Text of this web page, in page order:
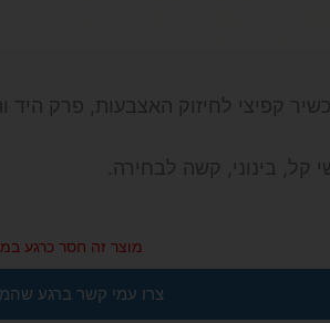
מוצר זה חסר כרגע
צרו עמי קשר ברגע